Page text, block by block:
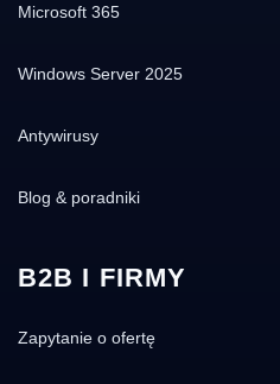
Microsoft 365
Windows Server 2025
Antywirusy
Blog & poradniki
B2B I FIRMY
Zapytanie o ofertę